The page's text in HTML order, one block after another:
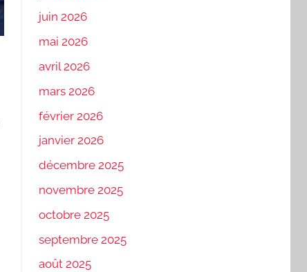
juin 2026
mai 2026
avril 2026
mars 2026
février 2026
janvier 2026
décembre 2025
novembre 2025
octobre 2025
septembre 2025
août 2025